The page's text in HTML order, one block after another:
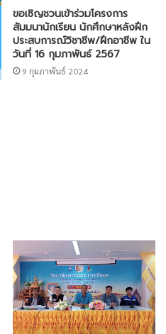
ขอเชิญชวนเข้าร่วมโครงการ
สัมมนานักเรียน นักศึกษาหลังฝึก
ประสบการณ์วิชาชีพ/ฝึกอาชีพ ใน
วันที่ 16 กุมภาพันธ์ 2567
9 กุมภาพันธ์ 2024